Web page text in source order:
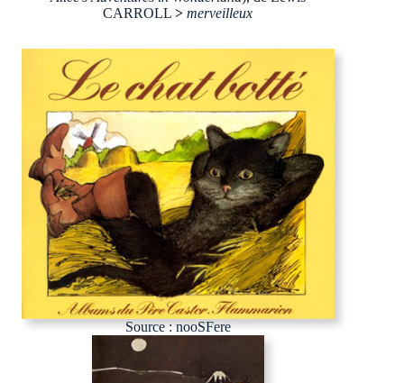
CARROLL> merveilleux
Source : nooSFere